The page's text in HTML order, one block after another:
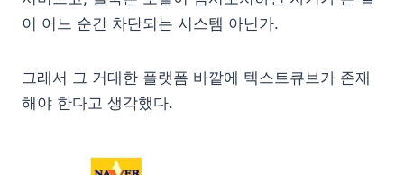
이 어느 순간 차단되는 시스템 아닌가.
그래서 그 거대한 플랫폼 바깥에 텍스트큐브가 존재
해야 한다고 생각했다.